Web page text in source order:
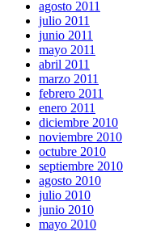
agosto 2011
julio 2011
junio 2011
mayo 2011
abril 2011
marzo 2011
febrero 2011
enero 2011
diciembre 2010
noviembre 2010
octubre 2010
septiembre 2010
agosto 2010
julio 2010
junio 2010
mayo 2010